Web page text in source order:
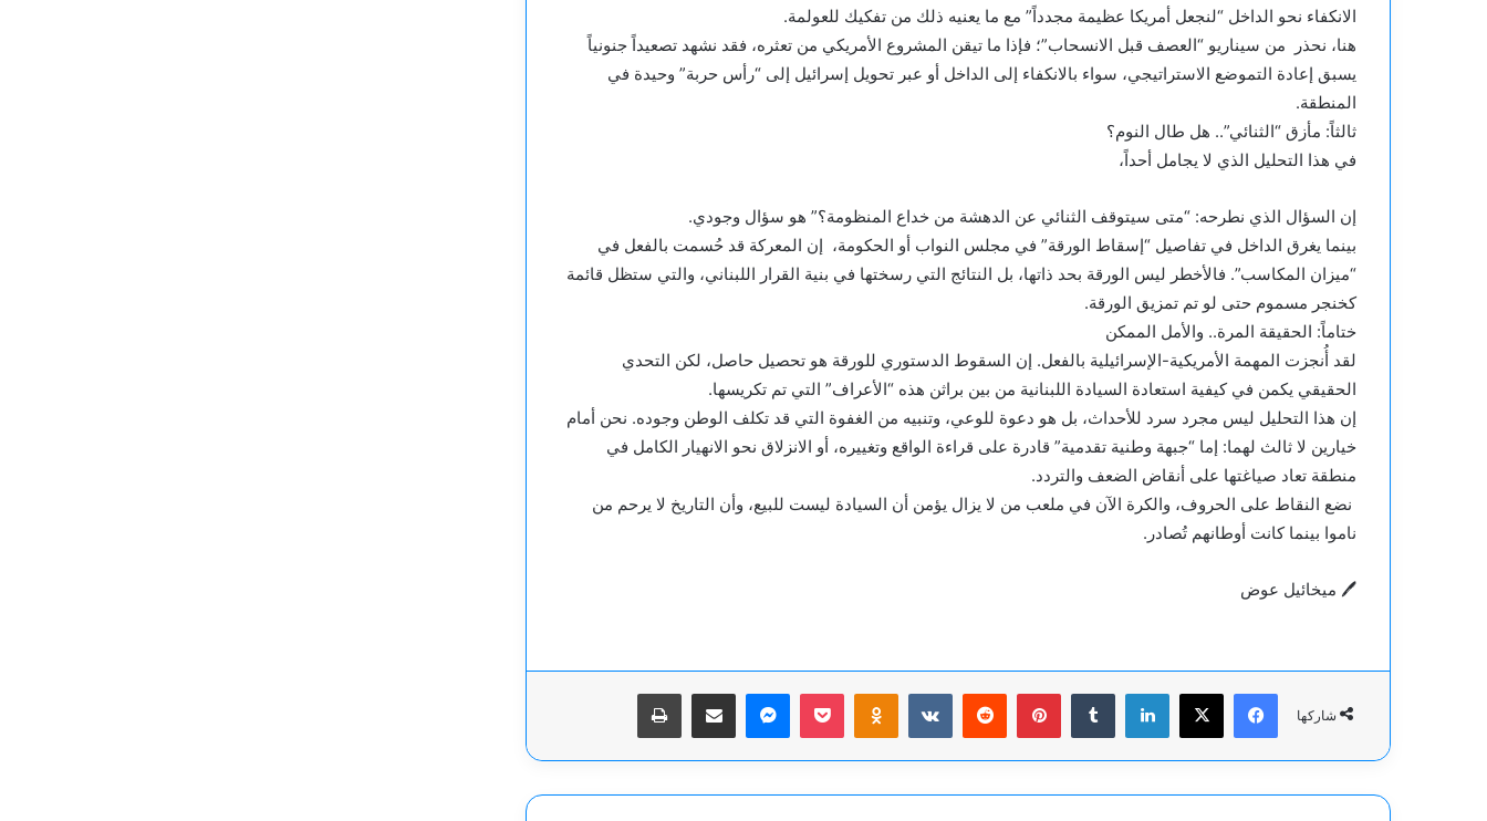
الانكفاء نحو الداخل “لنجعل أمريكا عظيمة مجدداً” مع ما يعنيه ذلك من تفكيك للعولمة.
​هنا، نحذر من سيناريو “العصف قبل الانسحاب”؛ فإذا ما تيقن المشروع الأمريكي من تعثره، فقد نشهد تصعيداً جنونياً
يسبق إعادة التموضع الاستراتيجي، سواء بالانكفاء إلى الداخل أو عبر تحويل إسرائيل إلى “رأس حربة” وحيدة في
المنطقة.
​ثالثاً: مأزق “الثنائي”.. هل طال النوم؟
​في هذا التحليل الذي لا يجامل أحداً،
إن السؤال الذي نطرحه: “متى سيتوقف الثنائي عن الدهشة من خداع المنظومة؟” هو سؤال وجودي.
بينما يغرق الداخل في تفاصيل “إسقاط الورقة” في مجلس النواب أو الحكومة، إن المعركة قد حُسمت بالفعل في
“ميزان المكاسب”. فالأخطر ليس الورقة بحد ذاتها، بل النتائج التي رسختها في بنية القرار اللبناني، والتي ستظل قائمة
كخنجر مسموم حتى لو تم تمزيق الورقة.
​ختاماً: الحقيقة المرة.. والأمل الممكن
لقد أُنجزت المهمة الأمريكية-الإسرائيلية بالفعل. إن السقوط الدستوري للورقة هو تحصيل حاصل، لكن التحدي
الحقيقي يكمن في كيفية استعادة السيادة اللبنانية من بين براثن هذه “الأعراف” التي تم تكريسها.
​إن هذا التحليل ليس مجرد سرد للأحداث، بل هو دعوة للوعي، وتنبيه من الغفوة التي قد تكلف الوطن وجوده. نحن أمام
خيارين لا ثالث لهما: إما “جبهة وطنية تقدمية” قادرة على قراءة الواقع وتغييره، أو الانزلاق نحو الانهيار الكامل في
منطقة تعاد صياغتها على أنقاض الضعف والتردد.
​ نضع النقاط على الحروف، والكرة الآن في ملعب من لا يزال يؤمن أن السيادة ليست للبيع، وأن التاريخ لا يرحم من
ناموا بينما كانت أوطانهم تُصادر.
🖊 ميخائيل عوض
شاركها
فيسبوك
‫X لينكدإن بينتيريست Odnoklassniki
‫Pocketماسنجرمشاركة عبر البريد طباعة